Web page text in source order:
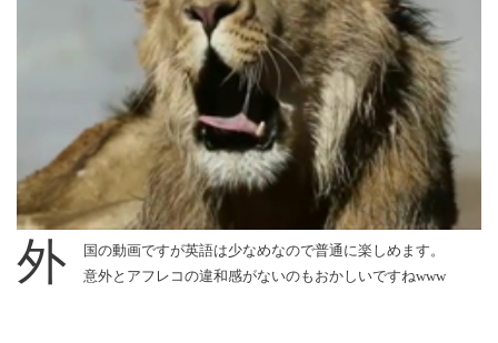
外
国の動画ですが英語は少なめなので普通に楽しめます。
意外とアフレコの違和感がないのもおかしいですねwww